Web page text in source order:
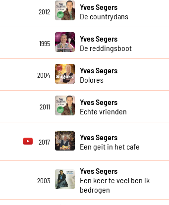
2012
Yves Segers
De countrydans
1995
Yves Segers
De reddingsboot
2004
Yves Segers
Dolores
2011
Yves Segers
Echte vrienden
2017
Yves Segers
Een geit in het cafe
2003
Yves Segers
Een keer te veel ben ik
bedrogen